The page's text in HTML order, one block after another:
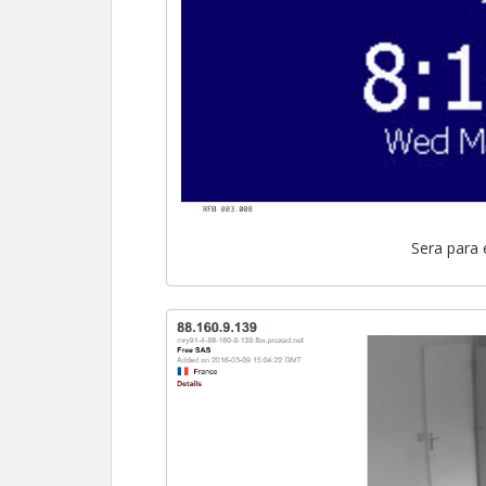
Sera para